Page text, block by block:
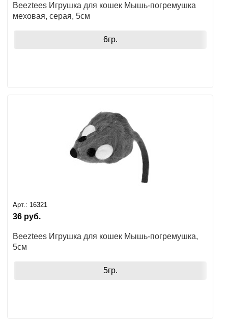
Beeztees Игрушка для кошек Мышь-погремушка
меховая, серая, 5см
6гр.
Арт.: 16321
36 руб.
Beeztees Игрушка для кошек Мышь-погремушка,
5см
5гр.